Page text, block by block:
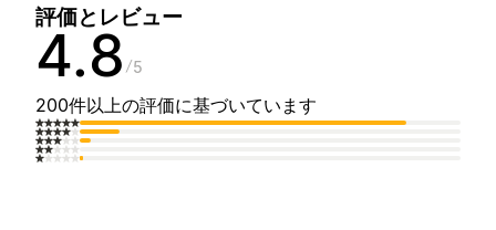
評価とレビュー
4.8 5
200件以上の評価に基づいています